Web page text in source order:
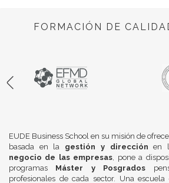
FORMACIÓN DE
EUDE Business School en su misión de
basada en la gestión y dirección en
negocio de las empresas, pone a
programas Máster y Posgrados
profesionales de cada sector. Una